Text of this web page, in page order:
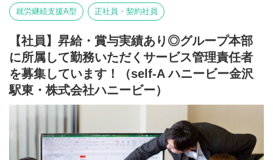
Q,広報活動をやってみたいのですが、未経験でも大丈夫ですか？
A,未経験でも大丈夫です！経験値がない分覚えることなどあるか
もしれませんが、運営側で協力して広報していきましょう！実際
のSNSアカウントはこちら
⇨https://www.instagram.com/kodomo_taikenhiroba
Q,仲良い友だちと一緒に活動に参加したりするのは大丈夫です
か？
A,ぜひご一緒に活動しましょう！こどもたちをお連れするのはも
ちろん、ご友人などを誘って、こどもたちと一緒に貴重な時間を
共有しませんか？まずは見学からお気軽にご参加ください！
目指せますよ。
【共同生活援助（障がい者グループホーム）】
⇒将来の自立した生活や就労を見据え、生活する力や困難を解決
■業務内容
こちらの求人は事業所配置ではなく、グループ本部に所属して働
いていただくサービス管理責任者を募集しています。
＼普段は自宅最寄りの事業所で勤務していただいてOK！／
本部に所属して直営店事業所や加盟店事業所のSVを担って頂きま
す。
出張が多くなりますので待遇も高くなっております。
また直営店事業所でサビ管の欠員が出た場合は一定期間現場へフ
ォローに入っていただくこともあります。
就労継続支援A型 正社員・契約社員
【社員】昇給・賞与実績あり◎グループ本部
に所属して勤務いただくサービス管理責任者
を募集しています！（self-A ハニービー金沢
駅東・株式会社ハニービー）